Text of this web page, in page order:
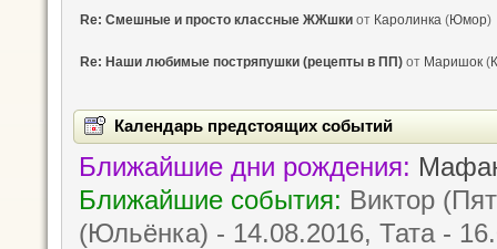
Re: Смешные и просто классные ЖЖшки от Каролинка (Юмор)
Re: Наши любимые постряпушки (рецепты в ПП) от Маришок (
Календарь предстоящих событий
Ближайшие дни рождения:
Ближайшие события: Виктор
(Юльёнка) - 14.08.2016, Тата -